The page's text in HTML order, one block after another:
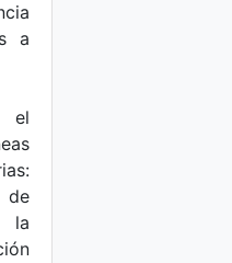
a
el
de
la